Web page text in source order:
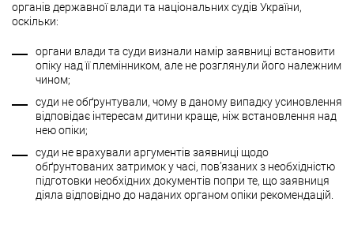
органів державної влади та національних судів України,
оскільки:
органи влади та суди визнали намір заявниці встановити
опіку над її племінником, але не розглянули його належним
чином;
суди не обґрунтували, чому в даному випадку усиновлення
відповідає інтересам дитини краще, ніж встановлення над
нею опіки;
суди не врахували аргументів заявниці щодо
обґрунтованих затримок у часі, пов’язаних з необхідністю
підготовки необхідних документів попри те, що заявниця
діяла відповідно до наданих органом опіки рекомендацій.